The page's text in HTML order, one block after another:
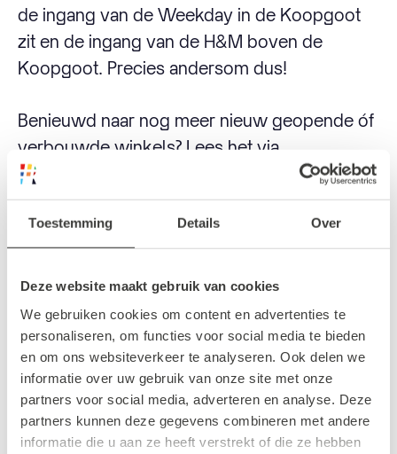
Toestemming Details Over
Deze website maakt gebruik van cookies
We gebruiken cookies om content en advertenties te
personaliseren, om functies voor social media te bieden
en om ons websiteverkeer te analyseren. Ook delen we
informatie over uw gebruik van onze site met onze
partners voor social media, adverteren en analyse. Deze
partners kunnen deze gegevens combineren met andere
informatie die u aan ze heeft verstrekt of die ze hebben
de ingang van de Weekday in de Koopgoot
zit en de ingang van de H&M boven de
Koopgoot. Precies andersom dus!
Benieuwd naar nog meer nieuw geopende óf
verbouwde winkels? Lees het via
onderstaand artikel.
Nieuw in Rotterdam: winkels en
restaurants
Ook interessant